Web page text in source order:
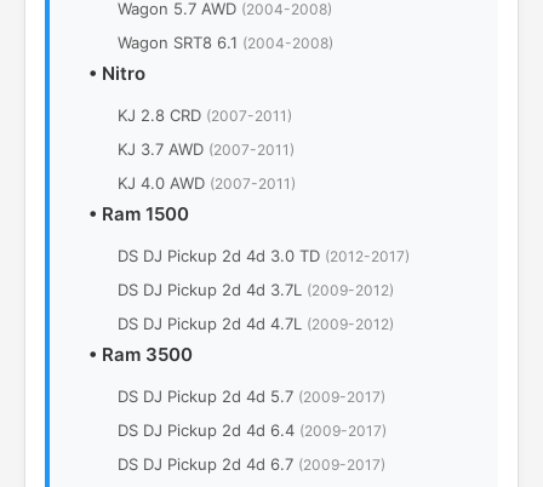
Wagon 5.7 AWD (2004-2008)
Wagon SRT8 6.1 (2004-2008)
• Nitro
KJ 2.8 CRD (2007-2011)
KJ 3.7 AWD (2007-2011)
KJ 4.0 AWD (2007-2011)
• Ram 1500
DS DJ Pickup 2d 4d 3.0 TD (2012-2017)
DS DJ Pickup 2d 4d 3.7L (2009-2012)
DS DJ Pickup 2d 4d 4.7L (2009-2012)
• Ram 3500
DS DJ Pickup 2d 4d 5.7 (2009-2017)
DS DJ Pickup 2d 4d 6.4 (2009-2017)
DS DJ Pickup 2d 4d 6.7 (2009-2017)